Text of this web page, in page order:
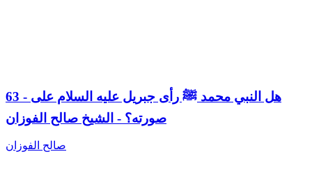
63 - هل النبي محمد ﷺ رأى جبريل عليه السلام على
صورته؟ - الشيخ صالح الفوزان
صالح الفوزان